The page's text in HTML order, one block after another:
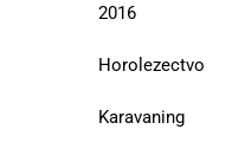
2016
Horolezectvo
Karavaning